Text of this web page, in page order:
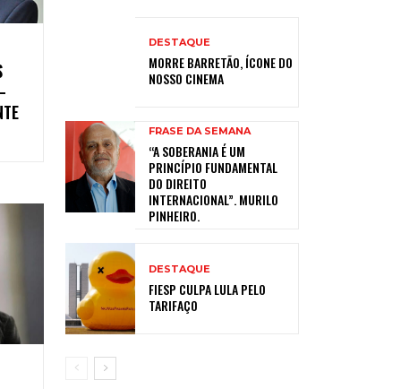
DESTAQUE
MORRE BARRETÃO, ÍCONE DO
NOSSO CINEMA
FRASE DA SEMANA
“A SOBERANIA É UM
PRINCÍPIO FUNDAMENTAL
DO DIREITO
INTERNACIONAL”. MURILO
PINHEIRO.
DESTAQUE
FIESP CULPA LULA PELO
TARIFAÇO